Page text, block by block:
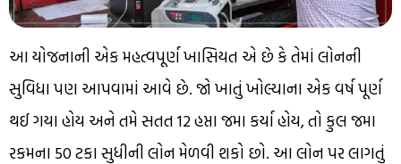
આ યોજનાની એક મહત્વપૂર્ણ ખાસિયત એ છે કે તેમાં લોનની
સુવિધા પણ આપવામાં આવે છે. જો ખાતું ખોલ્યાના એક વર્ષ પૂર્ણ
થઈ ગયા હોય અને તમે સતત 12 હપ્તા જમા કર્યા હોય, તો કુલ જમા
રકમના 50 ટકા સુધીની લોન મેળવી શકો છો. આ લોન પર લાગતું